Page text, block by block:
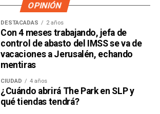
OPINIÓN
DESTACADAS 2 años
Con 4 meses trabajando, jefa de
control de abasto del IMSS se va de
vacaciones a Jerusalén, echando
mentiras
CIUDAD 4 años
¿Cuándo abrirá The Park en SLP y
qué tiendas tendrá?